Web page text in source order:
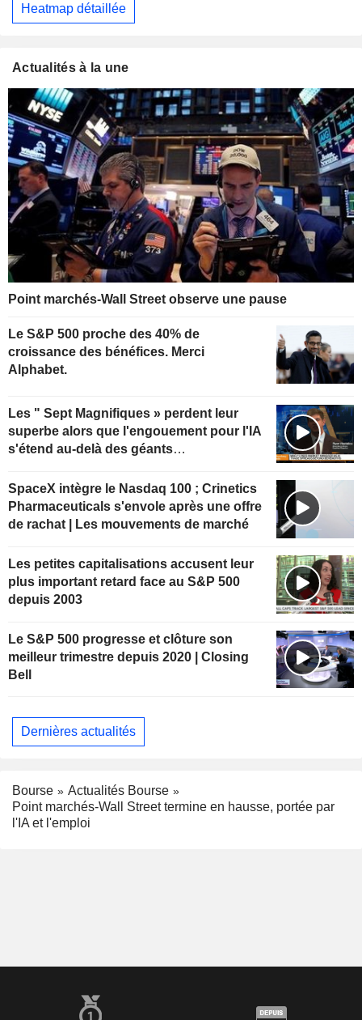
Heatmap détaillée
Actualités à la une
Point marchés-Wall Street observe une pause
Le S&P 500 proche des 40% de
croissance des bénéfices. Merci
Alphabet.
Les " Sept Magnifiques » perdent leur
superbe alors que l'engouement pour l'IA
s'étend au-delà des géants
SpaceX intègre le Nasdaq 100 ; Crinetics
Pharmaceuticals s'envole après une offre
de rachat | Les mouvements de marché
Les petites capitalisations accusent leur
plus important retard face au S&P 500
depuis 2003
Le S&P 500 progresse et clôture son
meilleur trimestre depuis 2020 | Closing
Bell
Dernières actualités
Bourse
Actualités Bourse
Point marchés-Wall Street termine en hausse, portée par
l'IA et l'emploi